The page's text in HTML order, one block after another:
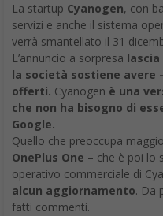
La startup Cyanogen, con
servizi e anche il sistema
verrà smantellato il 31
L’annuncio a sorpresa
la società sostiene avere
offerti. Cyanogen è una
che non ha bisogno di
Google.
Quello che preoccupa
OnePlus One – che è poi lo
operativo commerciale di
alcun aggiornamento. Da
fatti commenti.